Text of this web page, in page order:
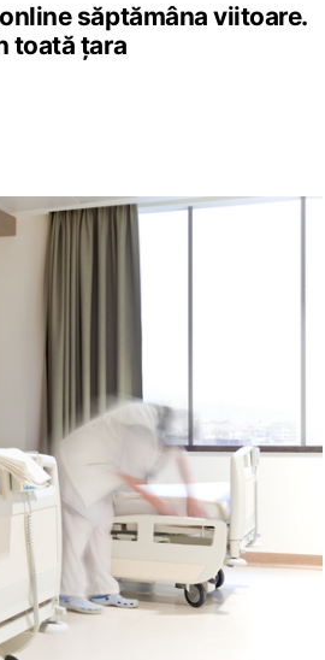
săptămâna viitoare.
toată țara